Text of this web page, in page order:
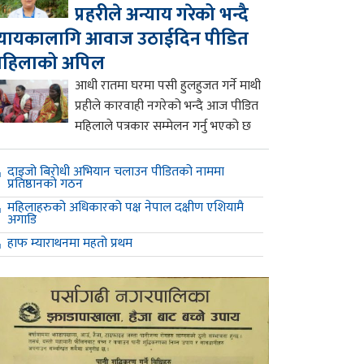
प्रहरीले अन्याय गरेको भन्दै
आवाज उठाईदिन पीडित
अपिल
आधी रातमा घरमा पसी हुलहुजत गर्ने माथी
प्रहीले कारवाही नगरेको भन्दै आज पीडित
महिलाले पत्रकार सम्मेलन गर्नु भएको छ
दाइजो बिरोधी अभियान चलाउन पीडितको नाममा
प्रतिष्ठानको गठन
महिलाहरुको अधिकारको पक्ष नेपाल दक्षीण एशियामै
अगाडि
हाफ म्याराथनमा महतो प्रथम